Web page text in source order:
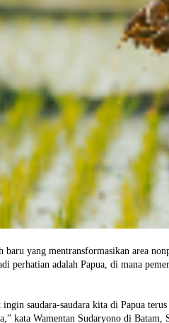
yang mentransformasikan area
adalah Papua, di mana
saudara-saudara kita di Papua
kata Wamentan Sudaryono di